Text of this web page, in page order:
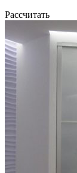
Рассчитать